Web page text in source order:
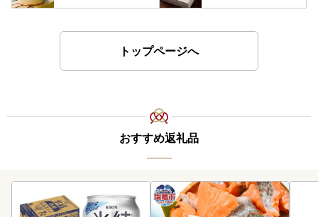
トップページへ
おすすめ返礼品